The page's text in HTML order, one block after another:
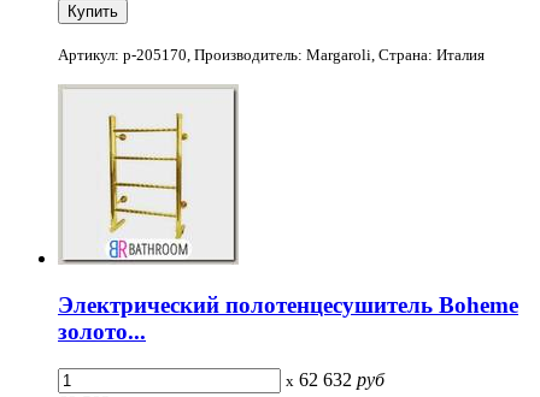
Артикул: p-205170, Производитель: Margaroli, Страна: Италия
Электрический полотенцесушитель Boheme
золото...
x 62 632 руб